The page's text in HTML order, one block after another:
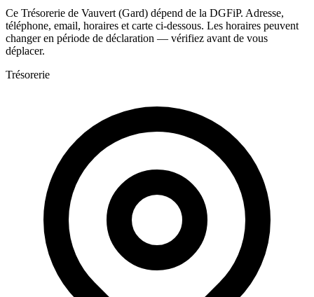
Ce Trésorerie de Vauvert (Gard) dépend de la DGFiP. Adresse,
téléphone, email, horaires et carte ci-dessous. Les horaires peuvent
changer en période de déclaration — vérifiez avant de vous
déplacer.
Trésorerie